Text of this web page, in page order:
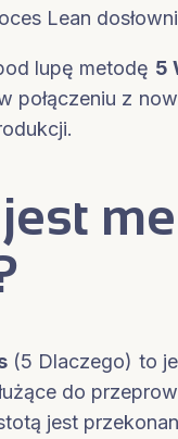
Lean
lupę metodę 5
połączeniu z
(5 Dlaczego) to
do
jest